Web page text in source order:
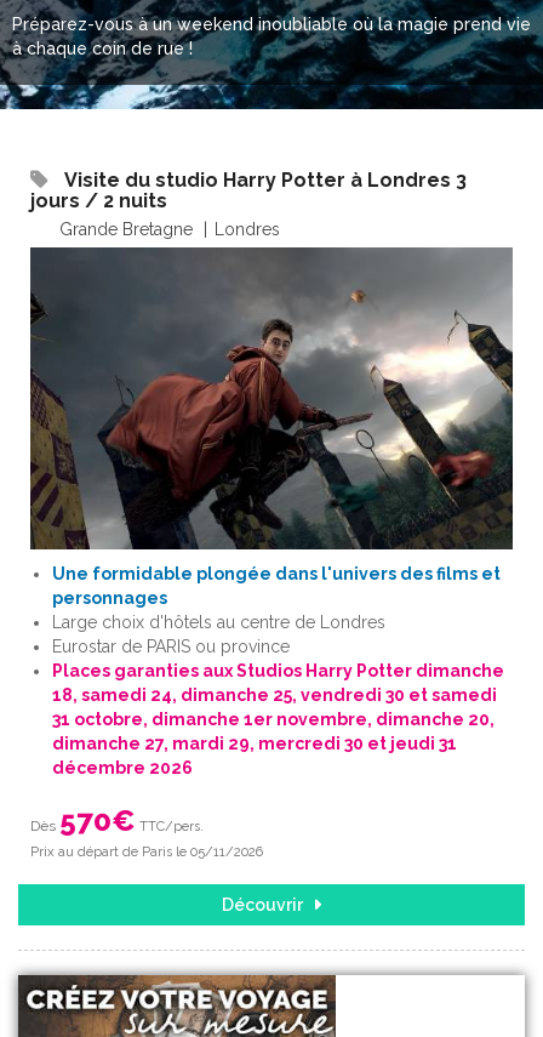
Préparez-vous à un weekend inoubliable où la magie prend vie
à chaque coin de rue !
Visite du studio Harry Potter à Londres 3
jours / 2 nuits
Grande Bretagne Londres
Une formidable plongée dans l'univers des films et
personnages
Large choix d'hôtels au centre de Londres
Eurostar de PARIS ou province
Places garanties aux Studios Harry Potter dimanche
18, samedi 24, dimanche 25, vendredi 30 et samedi
31 octobre, dimanche 1er novembre, dimanche 20,
dimanche 27, mardi 29, mercredi 30 et jeudi 31
décembre 2026
Dès 570€ TTC/pers.
Prix au départ de Paris le 05/11/2026
Découvrir